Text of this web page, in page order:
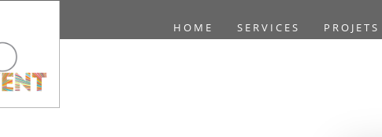
HOME SERVICES PROJETS